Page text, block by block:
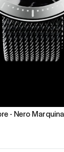
- Nero